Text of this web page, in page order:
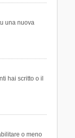
una nuova
hai scritto o il
o meno